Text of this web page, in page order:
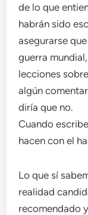
de lo que
habrán sido
asegurarse
guerra
lecciones
algún
diría que no.
Cuando
hacen con el
Lo que sí
realidad
recomendado